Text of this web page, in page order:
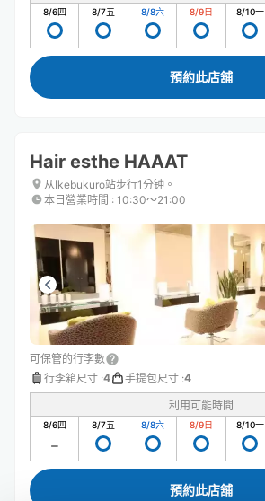
8/6四 8/7五 8/8六 8/9日 8/10一
預約此店舖
Hair esthe HAAAT
从Ikebukuro站步行1分钟。
本日營業時間 : 10:30〜21:00
可保管的行李數
行李箱尺寸 :4 手提包尺寸 :4
利用可能時間
8/6四 8/7五 8/8六 8/9日 8/10一
預約此店舖